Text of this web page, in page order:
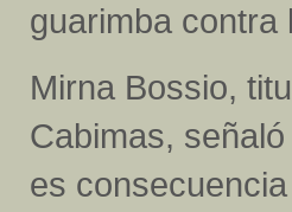
guarimba contra
Mirna Bossio,
Cabimas,
es